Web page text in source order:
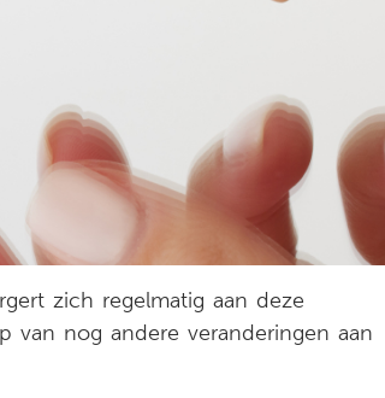
zich regelmatig aan deze
van nog andere veranderingen aan